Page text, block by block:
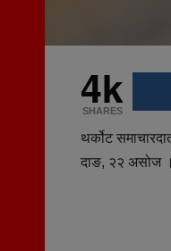
4k
SHARES
थर्कोट
दाङ, २२ असोज ।